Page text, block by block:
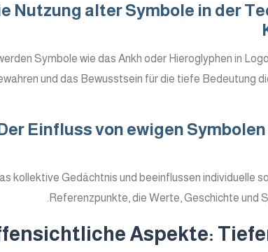
Nutzung alter Symbole in der
Symbole wie das Ankh oder Hieroglyphen in
und das Bewusstsein für die tiefe Bedeutung
Einfluss von ewigen
kollektive Gedächtnis und beeinflussen individuelle
Referenzpunkte, die Werte, Geschichte und
Aspekte: